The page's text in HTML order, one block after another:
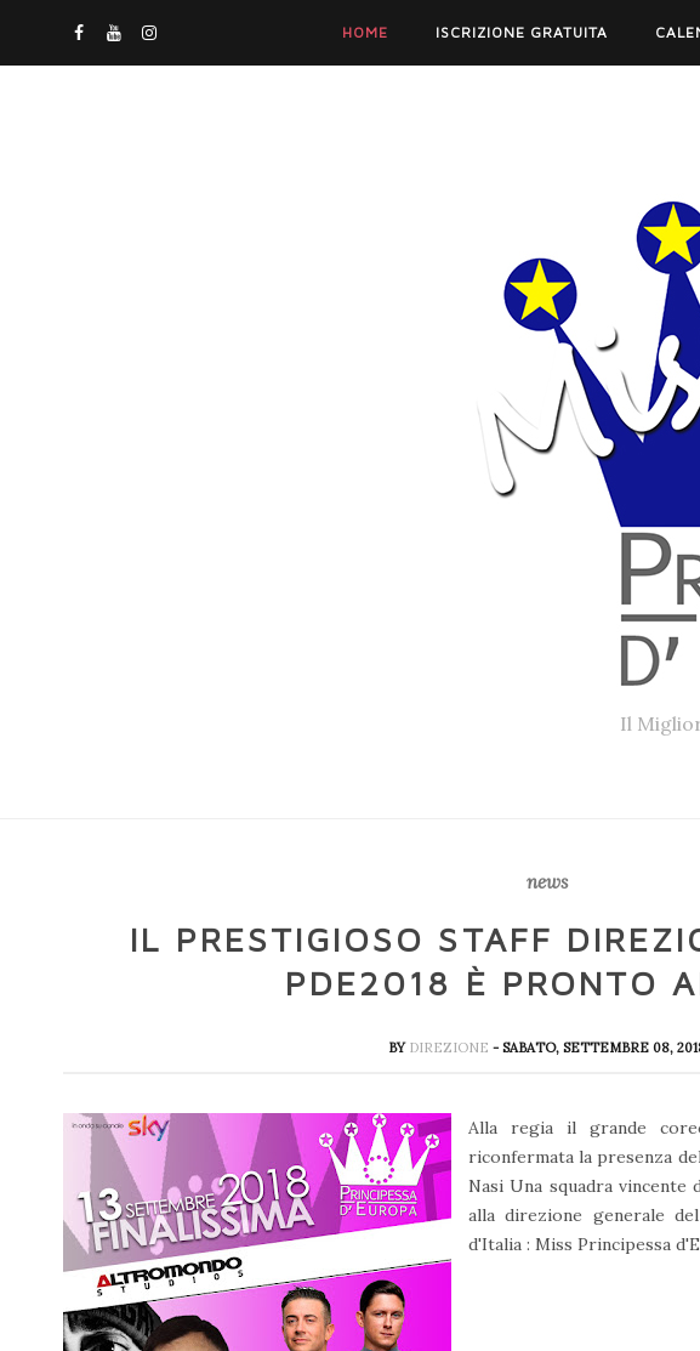
HOME ISCRIZIONE GRATUITA
Il
news
IL PRESTIGIOSO STAFF
PDE2018 È PRONTO
BY DIREZIONE - SABATO, SETTEMBRE 08,
Alla regia il grande
riconfermata la presenza
Nasi Una squadra vincente
alla direzione generale
d'Italia : Miss Principessa